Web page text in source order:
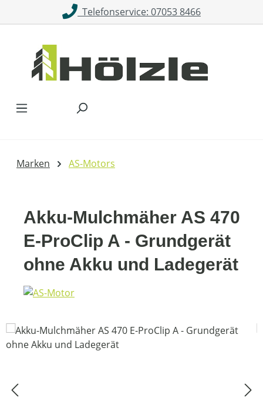
Zum Hauptinhalt springenTelefonservice: 07053 8466
Marken AS-Motors
Akku-Mulchmäher AS 470
E-ProClip A - Grundgerät
ohne Akku und Ladegerät
Bildergalerie überspringen